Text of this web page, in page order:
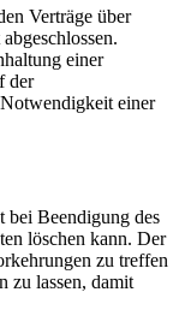
Verträge über
einer
der
einer
bei Beendigung des
löschen kann. Der
zu treffen
zu lassen, damit